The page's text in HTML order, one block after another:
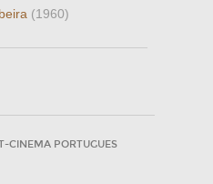
(1960)
CINEMA PORTUGUES